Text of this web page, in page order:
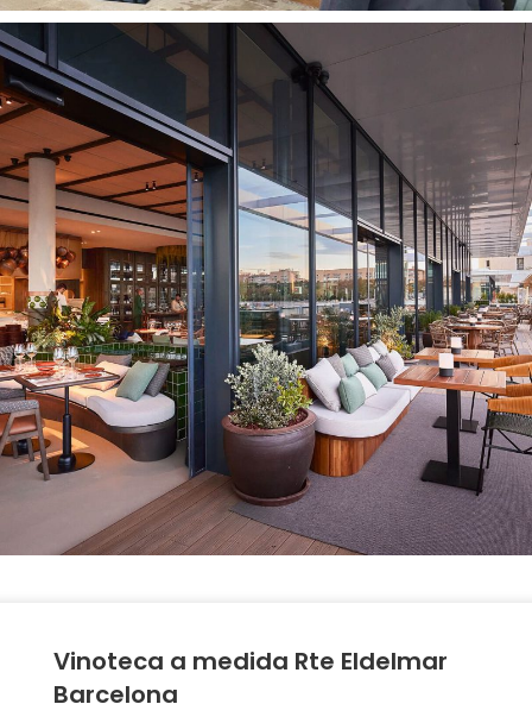
Vinoteca a medida Rte Eldelmar
Barcelona